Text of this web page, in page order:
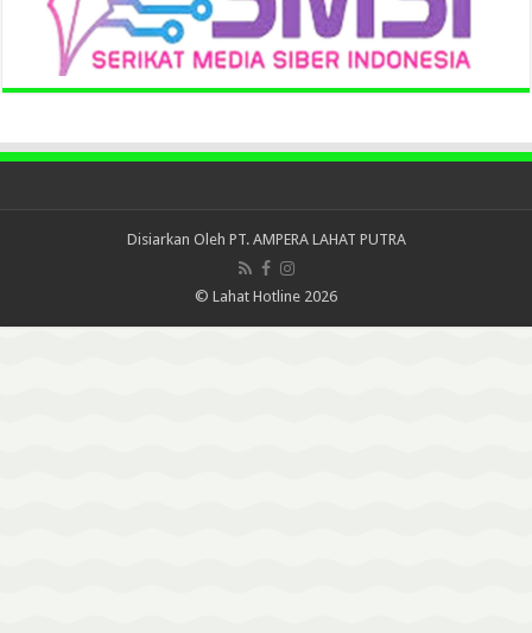
Disiarkan Oleh PT. AMPERA LAHAT PUTRA
© Lahat Hotline 2026